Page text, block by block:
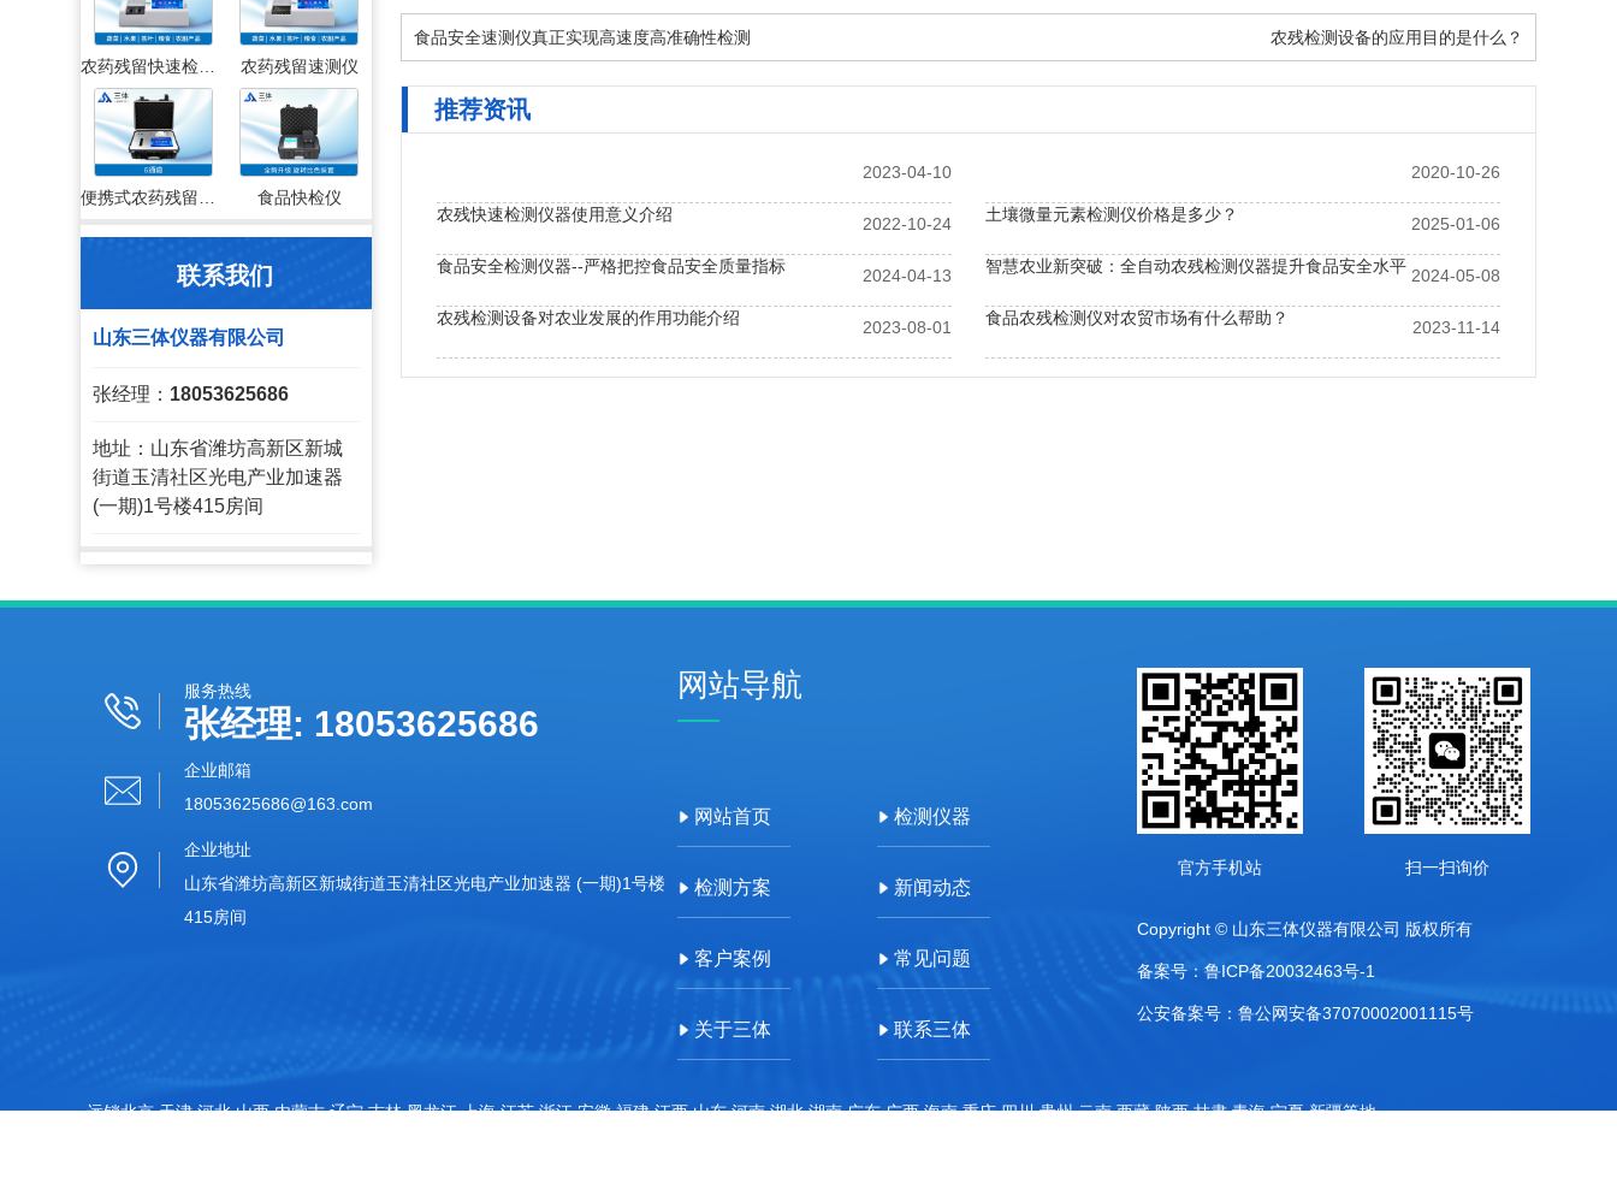
农药残留速测仪
食品快检仪
联系我们
山东三体仪器有限公司
张经理： 18053625686
地址：山东省潍坊高新区新城
街道玉清社区光电产业加速器
(一期)1号楼415房间
食品安全速测仪真正实现高速度高准确性检测 农残检测设备的应用目的是什么？
推荐资讯
2023-04-10
农残快速检测仪器使用意义介绍
2020-10-26
土壤微量元素检测仪价格是多少？
2022-10-24
食品安全检测仪器--严格把控食品安全质量指标
2025-01-06
智慧农业新突破：全自动农残检测仪器提升食品安全水平
2024-04-13
农残检测设备对农业发展的作用功能介绍
2024-05-08
食品农残检测仪对农贸市场有什么帮助？
2023-08-01 2023-11-14
服务热线
张经理: 18053625686
企业邮箱
18053625686@163.com‬
企业地址
山东省潍坊高新区新城街道玉清社区光电产业加速器 (一期)1号楼
415房间
网站导航
网站首页 检测仪器
检测方案 新闻动态
客户案例 常见问题
关于三体 联系三体
官方手机站 扫一扫询价
Copyright © 山东三体仪器有限公司 版权所有
备案号：鲁ICP备20032463号-1
公安备案号：鲁公网安备37070002001115号
远销北京,天津,河北,山西,内蒙古,辽宁,吉林,黑龙江,上海,江苏,浙江,安徽,福建,江西,山东,河南,湖北,湖南,广东,广西,海南,重庆,四川,贵州,云南,西藏,陕西,甘肃,青海,宁夏,新疆等地